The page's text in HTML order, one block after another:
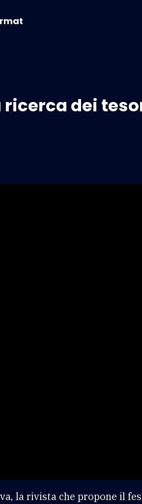
ricerca dei
la rivista che propone il